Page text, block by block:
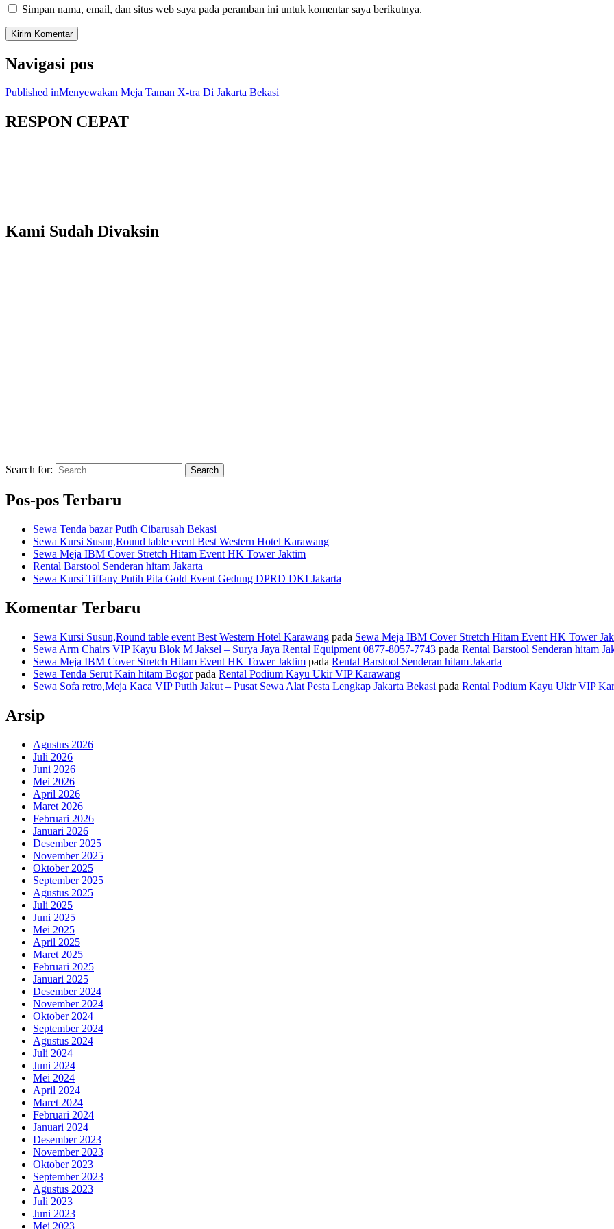
Simpan nama, email, dan situs web saya pada peramban ini untuk komentar saya berikutnya.
Navigasi pos
Published inMenyewakan Meja Taman X-tra Di Jakarta Bekasi
RESPON CEPAT
Kami Sudah Divaksin
Search for: Search
Pos-pos Terbaru
Sewa Tenda bazar Putih Cibarusah Bekasi
Sewa Kursi Susun,Round table event Best Western Hotel Karawang
Sewa Meja IBM Cover Stretch Hitam Event HK Tower Jaktim
Rental Barstool Senderan hitam Jakarta
Sewa Kursi Tiffany Putih Pita Gold Event Gedung DPRD DKI Jakarta
Komentar Terbaru
Sewa Kursi Susun,Round table event Best Western Hotel Karawang pada Sewa Meja IBM Cover Stretch Hitam Event HK Tower
Sewa Arm Chairs VIP Kayu Blok M Jaksel – Surya Jaya Rental Equipment 0877-8057-7743 pada Rental Barstool Senderan hitam
Sewa Meja IBM Cover Stretch Hitam Event HK Tower Jaktim pada Rental Barstool Senderan hitam Jakarta
Sewa Tenda Serut Kain hitam Bogorpada Rental Podium Kayu Ukir VIP Karawang
Sewa Sofa retro,Meja Kaca VIP Putih Jakut – Pusat Sewa Alat Pesta Lengkap Jakarta Bekasi pada Rental Podium Kayu Ukir VIP
Arsip
Agustus 2026
Juli 2026
Juni 2026
Mei 2026
April 2026
Maret 2026
Februari 2026
Januari 2026
Desember 2025
November 2025
Oktober 2025
September 2025
Agustus 2025
Juli 2025
Juni 2025
Mei 2025
April 2025
Maret 2025
Februari 2025
Januari 2025
Desember 2024
November 2024
Oktober 2024
September 2024
Agustus 2024
Juli 2024
Juni 2024
Mei 2024
April 2024
Maret 2024
Februari 2024
Januari 2024
Desember 2023
November 2023
Oktober 2023
September 2023
Agustus 2023
Juli 2023
Juni 2023
Mei 2023